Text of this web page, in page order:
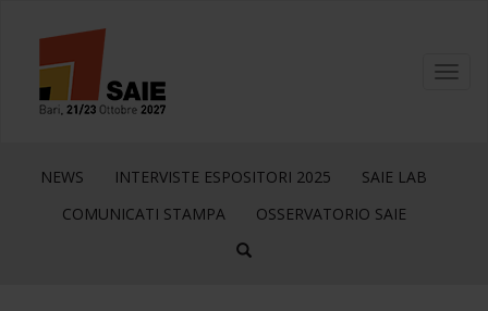
NEWS INTERVISTE ESPOSITORI 2025
SAIE LAB
COMUNICATI STAMPA
OSSERVATORIO SAIE